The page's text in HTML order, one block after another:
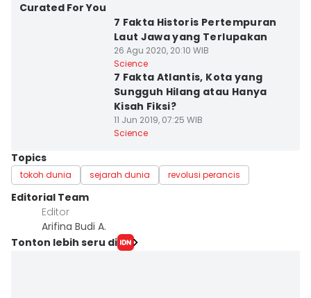
Curated For You
7 Fakta Historis Pertempuran
Laut Jawa yang Terlupakan
26 Agu 2020, 20:10 WIB
Science
7 Fakta Atlantis, Kota yang
Sungguh Hilang atau Hanya
Kisah Fiksi?
11 Jun 2019, 07:25 WIB
Science
Topics
tokoh dunia sejarah dunia revolusi perancis
Editorial Team
Editor
Arifina Budi A.
Tonton lebih seru di